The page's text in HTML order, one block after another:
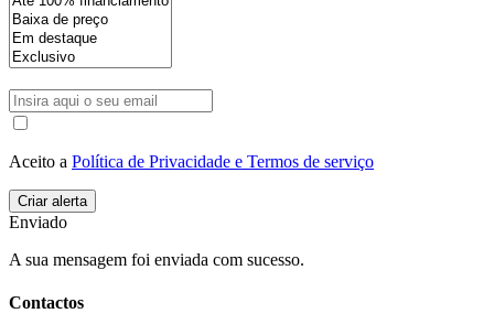
Aceito a Política de Privacidade e Termos de serviço
Enviado
A sua mensagem foi enviada com sucesso.
Contactos